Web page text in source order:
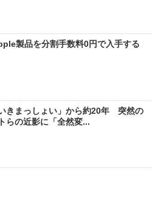
製品を分割手数料0円で入手する
いきまっしょい」から約20年 突然の
らの近影に「全然変...